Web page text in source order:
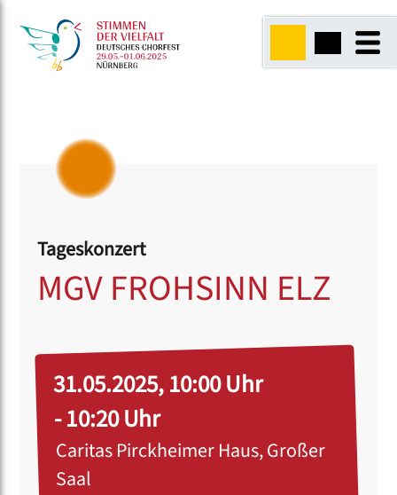
Tageskonzert
MGV FROHSINN ELZ
31.05.2025, 10:00 Uhr
- 10:20 Uhr
Caritas Pirckheimer Haus, Großer
Saal